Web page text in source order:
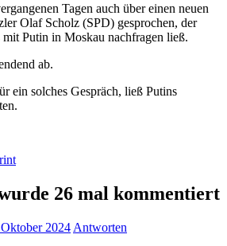
Tagen auch über einen neuen
Olaf Scholz (SPD) gesprochen, der
mit Putin in Moskau nachfragen ließ.
ab.
ein solches Gespräch, ließ Putins
26 mal kommentiert
2024 Antworten